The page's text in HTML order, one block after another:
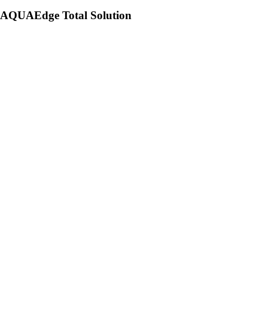
AQUAEdge Total Solution